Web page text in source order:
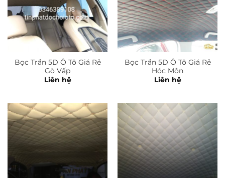
Bọc Trần 5D Ô Tô Giá Rẻ
Gò Vấp
Liên hệ
Bọc Trần 5D Ô Tô Giá Rẻ
Hóc Môn
Liên hệ